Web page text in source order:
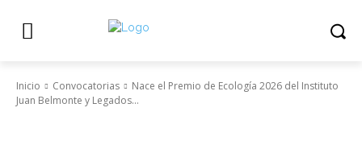
Inicio Convocatorias
Nace el Premio de Ecología 2026 del Instituto
Juan Belmonte y Legados...